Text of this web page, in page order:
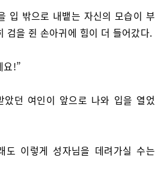
입 밖으로 내뱉는 자신의 모습이 부
검을 쥔 손아귀에 힘이 더 들어갔다.
요!”
았던 여인이 앞으로 나와 입을 열었
도 이렇게 성자님을 데려가실 수는